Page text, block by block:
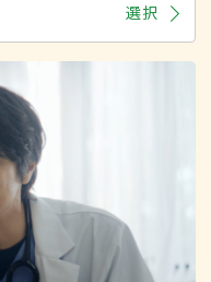
選択